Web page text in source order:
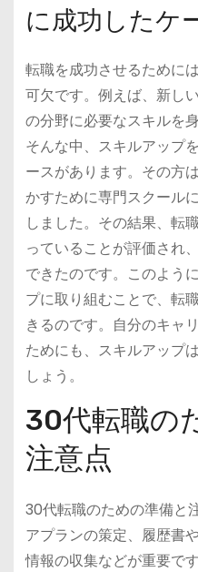
に成功したケ
転職を成功させるために
可欠です。例えば、新し
の分野に必要なスキルを
そんな中、スキルアップ
ースがあります。その方
かすために専門スクール
しました。その結果、転
っていることが評価され
できたのです。このよう
プに取り組むことで、転
きるのです。自分のキャ
ためにも、スキルアップ
しょう。
30代転職の
注意点
30代転職のための準備と
アプランの策定、履歴書
情報の収集などが重要で